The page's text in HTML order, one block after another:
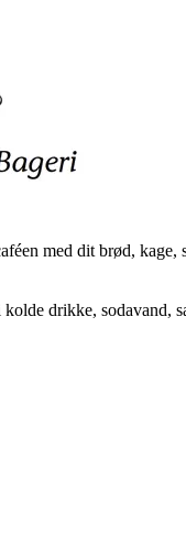
med dit brød,
drikke, sodavand,